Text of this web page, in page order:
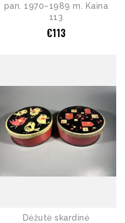
pan. 1970–1989 m. Kaina
113
€113
Dėžutė skardinė